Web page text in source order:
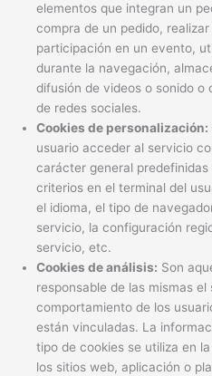
elementos que integran un
compra de un pedido,
participación en un evento,
durante la navegación,
difusión de videos o sonido
de redes sociales.
Cookies de personalización:
usuario acceder al servicio
carácter general
criterios en el terminal del
el idioma, el tipo de
servicio, la configuración
servicio, etc.
Cookies de análisis: Son
responsable de las mismas
comportamiento de los
están vinculadas. La
tipo de cookies se utiliza en
los sitios web, aplicación o